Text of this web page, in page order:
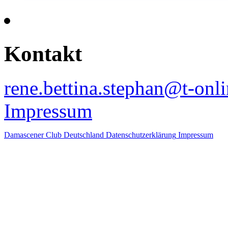
Kontakt
rene.bettina.stephan@t-
Impressum
Damascener Club Deutschland Datenschutzerklärung Impressum